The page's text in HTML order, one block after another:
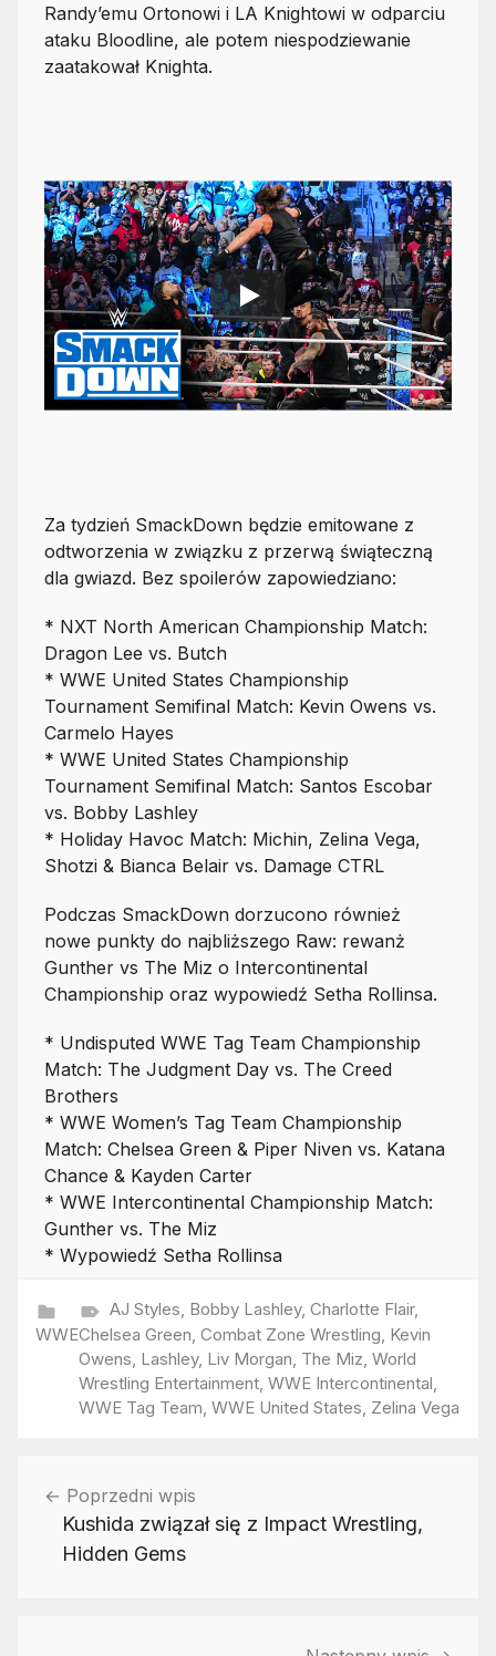
Randy’emu Ortonowi i LA Knightowi w odparciu
ataku Bloodline, ale potem niespodziewanie
zaatakował Knighta.
Za tydzień SmackDown będzie emitowane z
odtworzenia w związku z przerwą świąteczną
dla gwiazd. Bez spoilerów zapowiedziano:
* NXT North American Championship Match:
Dragon Lee vs. Butch
* WWE United States Championship
Tournament Semifinal Match: Kevin Owens vs.
Carmelo Hayes
* WWE United States Championship
Tournament Semifinal Match: Santos Escobar
vs. Bobby Lashley
* Holiday Havoc Match: Michin, Zelina Vega,
Shotzi & Bianca Belair vs. Damage CTRL
Podczas SmackDown dorzucono również
nowe punkty do najbliższego Raw: rewanż
Gunther vs The Miz o Intercontinental
Championship oraz wypowiedź Setha Rollinsa.
* Undisputed WWE Tag Team Championship
Match: The Judgment Day vs. The Creed
Brothers
* WWE Women’s Tag Team Championship
Match: Chelsea Green & Piper Niven vs. Katana
Chance & Kayden Carter
* WWE Intercontinental Championship Match:
Gunther vs. The Miz
* Wypowiedź Setha Rollinsa
WWE
AJ Styles Bobby Lashley, Charlotte Flair,
Chelsea Green Combat Zone Wrestling Kevin
Owens Lashley, Liv Morgan The Miz World
Wrestling Entertainment WWE Intercontinental
WWE Tag Team WWE United States Zelina Vega
wpisu
Poprzedni wpis
Kushida związał się z Impact Wrestling,
Hidden Gems